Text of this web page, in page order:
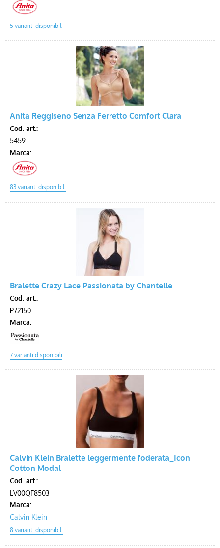
Anita Reggiseno Senza Ferretto Comfort Clara
Cod. art.:
5459
Marca:
Bralette Crazy Lace Passionata by Chantelle
Cod. art.:
P72150
Marca:
Calvin Klein Bralette leggermente foderata_Icon
Cotton Modal
Cod. art.:
LV00QF8503
Marca:
Calvin Klein